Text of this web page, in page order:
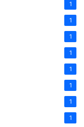
1
1
1
1
1
1
1
1